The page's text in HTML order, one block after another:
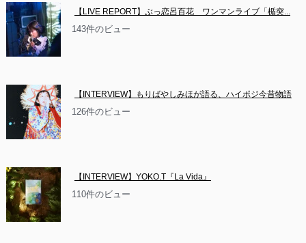
【LIVE REPORT】ぶっ恋呂百花　ワンマンライブ「楯突...
143件のビュー
【INTERVIEW】もりばやしみほが語る、ハイポジ今昔物語
126件のビュー
【INTERVIEW】YOKO.T『La Vida』
110件のビュー